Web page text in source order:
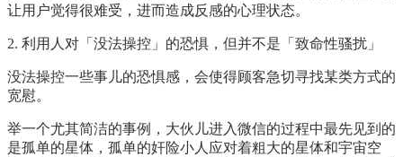
让用户觉得很难受，进而造成反感的心理状态。
2. 利用人对「没法操控」的恐惧，但并不是「致命性骚扰」
没法操控一些事儿的恐惧感，会使得顾客急切寻找某类方式的
宽慰。
举一个尤其简洁的事例，大伙儿进入微信的过程中最先见到的
是孤单的星体，孤单的奸险小人应对着粗大的星体和宇宙空